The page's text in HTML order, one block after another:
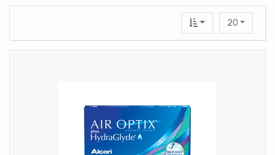
Unisex
Con medida
Hipermetropia
20